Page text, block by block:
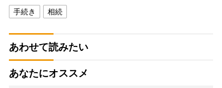
手続き 相続
あわせて読みたい
あなたにオススメ